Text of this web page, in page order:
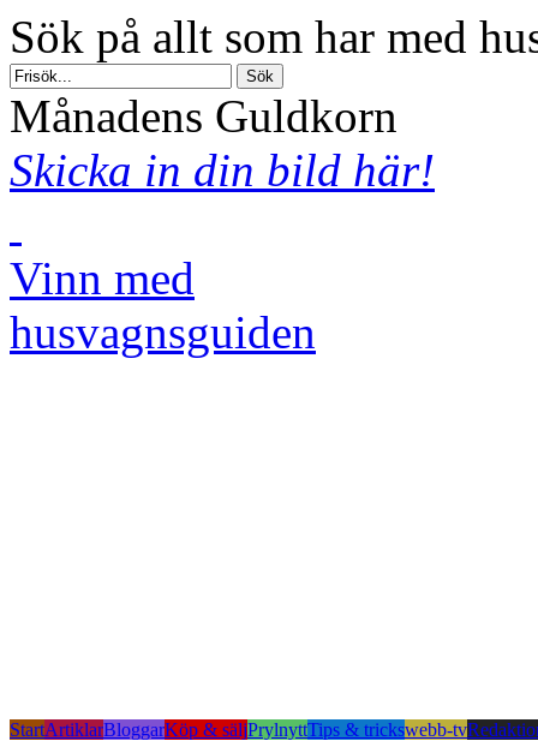
Sök på allt som har med
Månadens Guldkorn
Skicka in din bild här!
Vinn med
husvagnsguiden
StartArtiklarBloggarKöp & säljPrylnyttTips & trickswebb-tv